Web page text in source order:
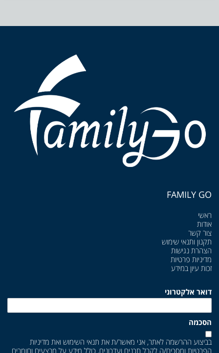
FAMILY GO
ראשי
אודות
צור קשר
תקנון ותנאי שימוש
הצהרת נגישות
מדיניות פרטיות
זכות עיון במידע
דואר אלקטרוני
הסכמה
בביצוע ההרשמה לאתר, אני מאשר/ת את תנאי השימוש ואת מדיניות
הפרטיות ומסכים/ה לקבל תכנים ועדכונים, כולל מידע על מבצעים וחומרים